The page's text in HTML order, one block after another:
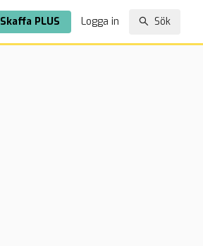
Skaffa PLUS Logga in Sök